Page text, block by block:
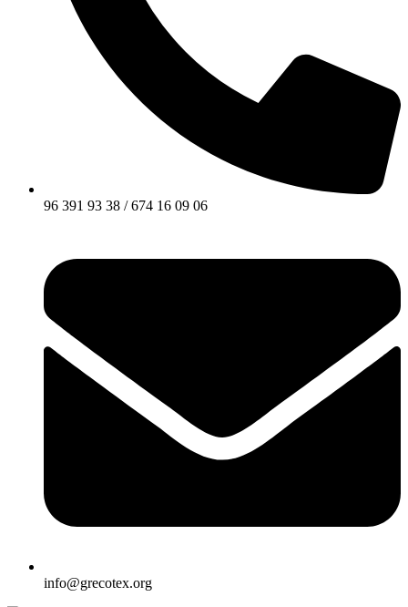
96 391 93 38 / 674 16 09 06
info@grecotex.org